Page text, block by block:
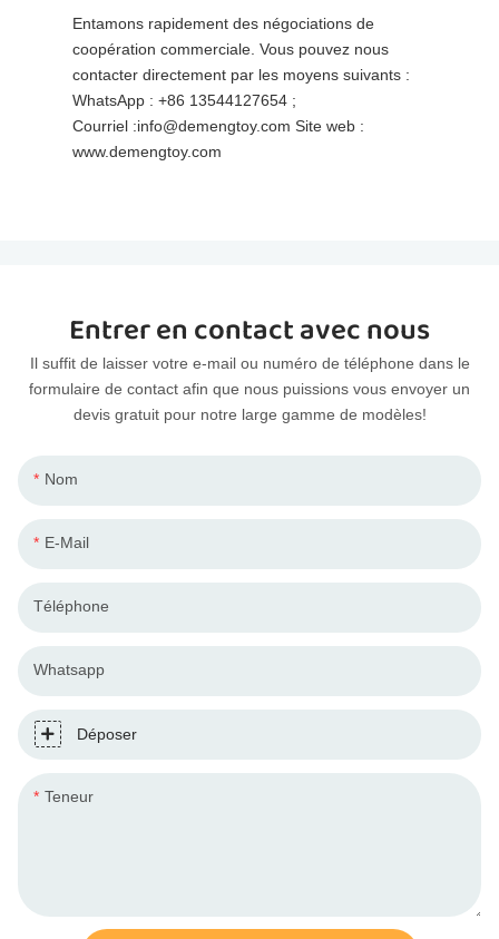
Entamons rapidement des négociations de
coopération commerciale. Vous pouvez nous
contacter directement par les moyens suivants :
WhatsApp : +86 13544127654 ;
Courriel :info@demengtoy.com Site web :
www.demengtoy.com
Entrer en contact avec nous
Il suffit de laisser votre e-mail ou numéro de téléphone dans le
formulaire de contact afin que nous puissions vous envoyer un
devis gratuit pour notre large gamme de modèles!
Nom
E-Mail
Téléphone
Whatsapp
Déposer
Teneur